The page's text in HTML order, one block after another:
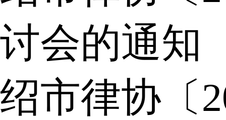
讨会的通知
绍市律协〔